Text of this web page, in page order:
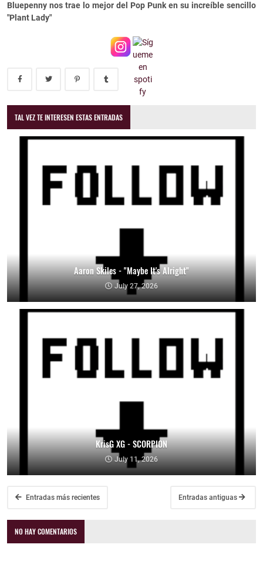
Bluepenny nos trae lo mejor del Pop Punk en su increíble sencillo
"Plant Lady"
TAL VEZ TE INTERESEN ESTAS ENTRADAS
Aaron Skiles - "Maybe It's Alright"
July 27, 2026
KrisG XG - SCORPION
July 11, 2026
Entradas más recientes Entradas antiguas
NO HAY COMENTARIOS